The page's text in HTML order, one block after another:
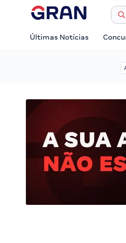
Últimas Notícias